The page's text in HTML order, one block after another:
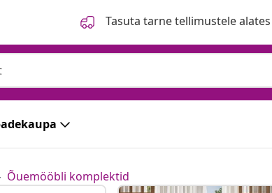
Tasuta tarne tellimustele alates
Õuemööbli komplektid